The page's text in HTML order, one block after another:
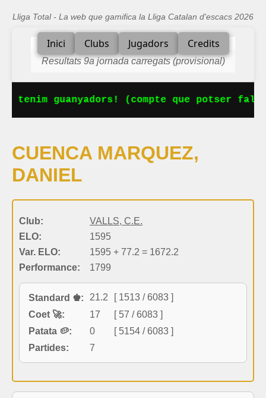
Lliga Total - La web que gamifica la Lliga Catalan d'escacs 2026
Inici Clubs Jugadors Credits
Resultats 9a jornada carregats (provisional)
tenim guanyadors! (compte que potser
CUENCA MARQUEZ,
DANIEL
Club:
VALLS, C.E.
ELO:
1595
Var. ELO:
1595 + 77.2 = 1672.2
Performance:
1799
Standard ♚: 21.2
[ 1513 / 6083 ]
Coet 🚀:
17
[ 57 / 6083 ]
Patata 🥔:
0
[ 5154 / 6083 ]
Partides:
7